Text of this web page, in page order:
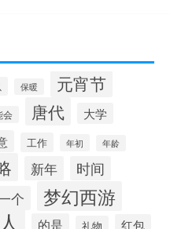
保暖 元宵节
会 唐代
大学
工作 年初 年龄
新年 时间
个 梦幻西游
的是 礼物 红包